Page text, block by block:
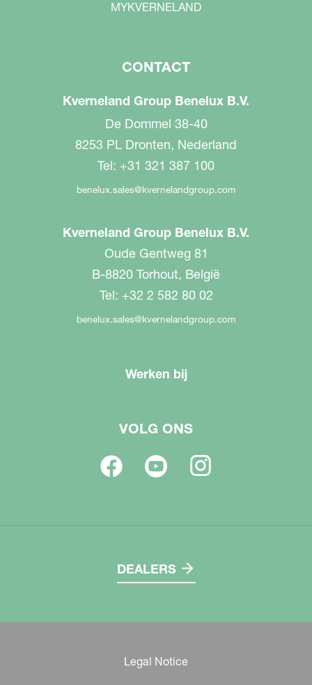
MYKVERNELAND
CONTACT
Kverneland Group Benelux B.V.
De Dommel 38-40
8253 PL Dronten, Nederland
Tel: +31 321 387 100
benelux.sales@kvernelandgroup.com
Kverneland Group Benelux B.V.
Oude Gentweg 81
B-8820 Torhout, België
Tel: +32 2 582 80 02
benelux.sales@kvernelandgroup.com
Werken bij
VOLG ONS
DEALERS
Legal Notice